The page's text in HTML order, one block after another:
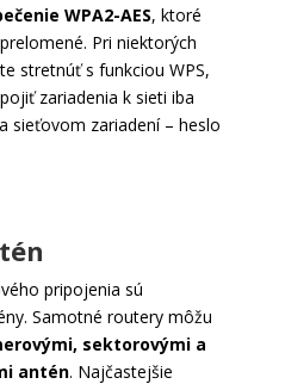
WPA2-AES, ktoré
Pri niektorých
stretnúť s funkciou WPS,
zariadenia k sieti iba
sieťovom zariadení – heslo
pripojenia sú
Samotné routery môžu
sektorovými a
antén. Najčastejšie